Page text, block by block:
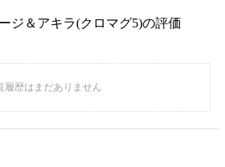
ジ＆アキラ(クロマグ5)の評価